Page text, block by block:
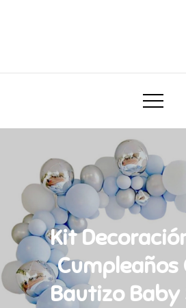
Kit
Cumpleaños
Bautizo Baby